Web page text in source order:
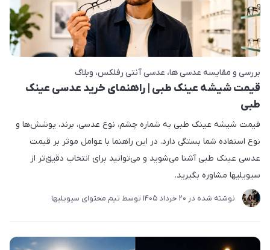
بررسی و مقایسه عدسی ها عدسی آنتی رفلکس وبلاگ
قیمت شیشه عینک طبی | راهنمای خرید عدسی عینک
طبی
قیمت شیشه عینک طبی به شماره چشم، نوع عدسی، برند، پوشش‌ها و
نوع استفاده شما بستگی دارد. در این راهنما با عوامل موثر بر قیمت
عدسی عینک طبی آشنا می‌شوید و می‌توانید برای انتخاب دقیق‌تر از
سیویلیها مشاوره بگیرید.
نوشته شده در 20 خرداد 1405 توسط تیم محتوای سیویلیها